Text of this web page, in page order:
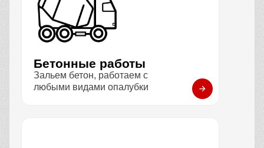
Бетонные работы
Зальем бетон, работаем с
любыми видами опалубки